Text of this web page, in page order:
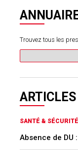
Trouvez tous les
SANTÉ &
Absence de DU